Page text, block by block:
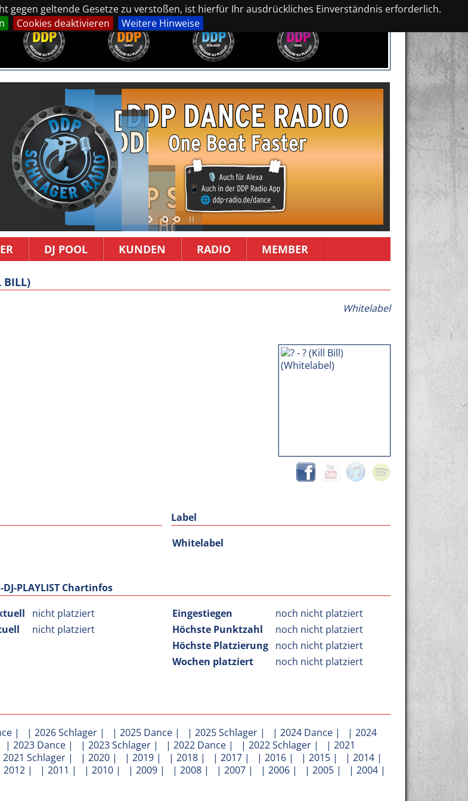
gegen geltende Gesetze zu verstoßen, ist hierfür Ihr ausdrückliches Einverständnis erforderlich.
Cookies deaktivieren Weitere Hinweise
DJ POOL KUNDEN RADIO MEMBER
BILL)
Whitelabel
Label
Whitelabel
DJ-PLAYLIST Chartinfos
nicht platziert
nicht platziert
Eingestiegen
noch nicht platziert
Höchste Punktzahl
noch nicht platziert
Höchste Platzierung noch nicht platziert
Wochen platziert
noch nicht platziert
| | 2026 Schlager | | 2025 Dance | | 2025 Schlager | | 2024 Dance | | 2024
| 2023 Dance | | 2023 Schlager | | 2022 Dance | | 2022 Schlager | | 2021
2021 Schlager | | 2020 | | 2019 | | 2018 | | 2017 | | 2016 | | 2015 | | 2014 |
2012 | | 2011 | | 2010 | | 2009 | | 2008 | | 2007 | | 2006 | | 2005 | | 2004 |